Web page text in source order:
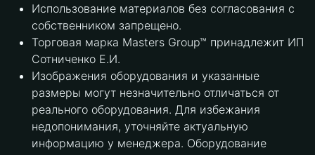
Использование материалов без согласования с
собственником запрещено.
Торговая марка Masters Group™ принадлежит ИП
Сотниченко Е.И.
Изображения оборудования и указанные
размеры могут незначительно отличаться от
реального оборудования. Для избежания
недопонимания, уточняйте актуальную
информацию у менеджера. Оборудование